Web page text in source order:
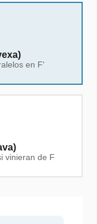
en F'
vinieran de F